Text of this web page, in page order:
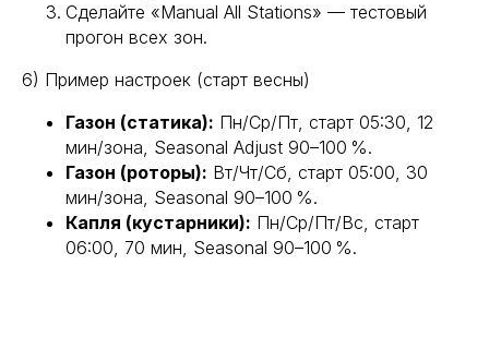
Сделайте «Manual All Stations» — тестовый
прогон всех зон.
6) Пример настроек (старт весны)
Газон (статика): Пн/Ср/Пт, старт 05:30, 12
мин/зона, Seasonal Adjust 90–100 %.
Газон (роторы): Вт/Чт/Сб, старт 05:00, 30
мин/зона, Seasonal 90–100 %.
Капля (кустарники): Пн/Ср/Пт/Вс, старт
06:00, 70 мин, Seasonal 90–100 %.